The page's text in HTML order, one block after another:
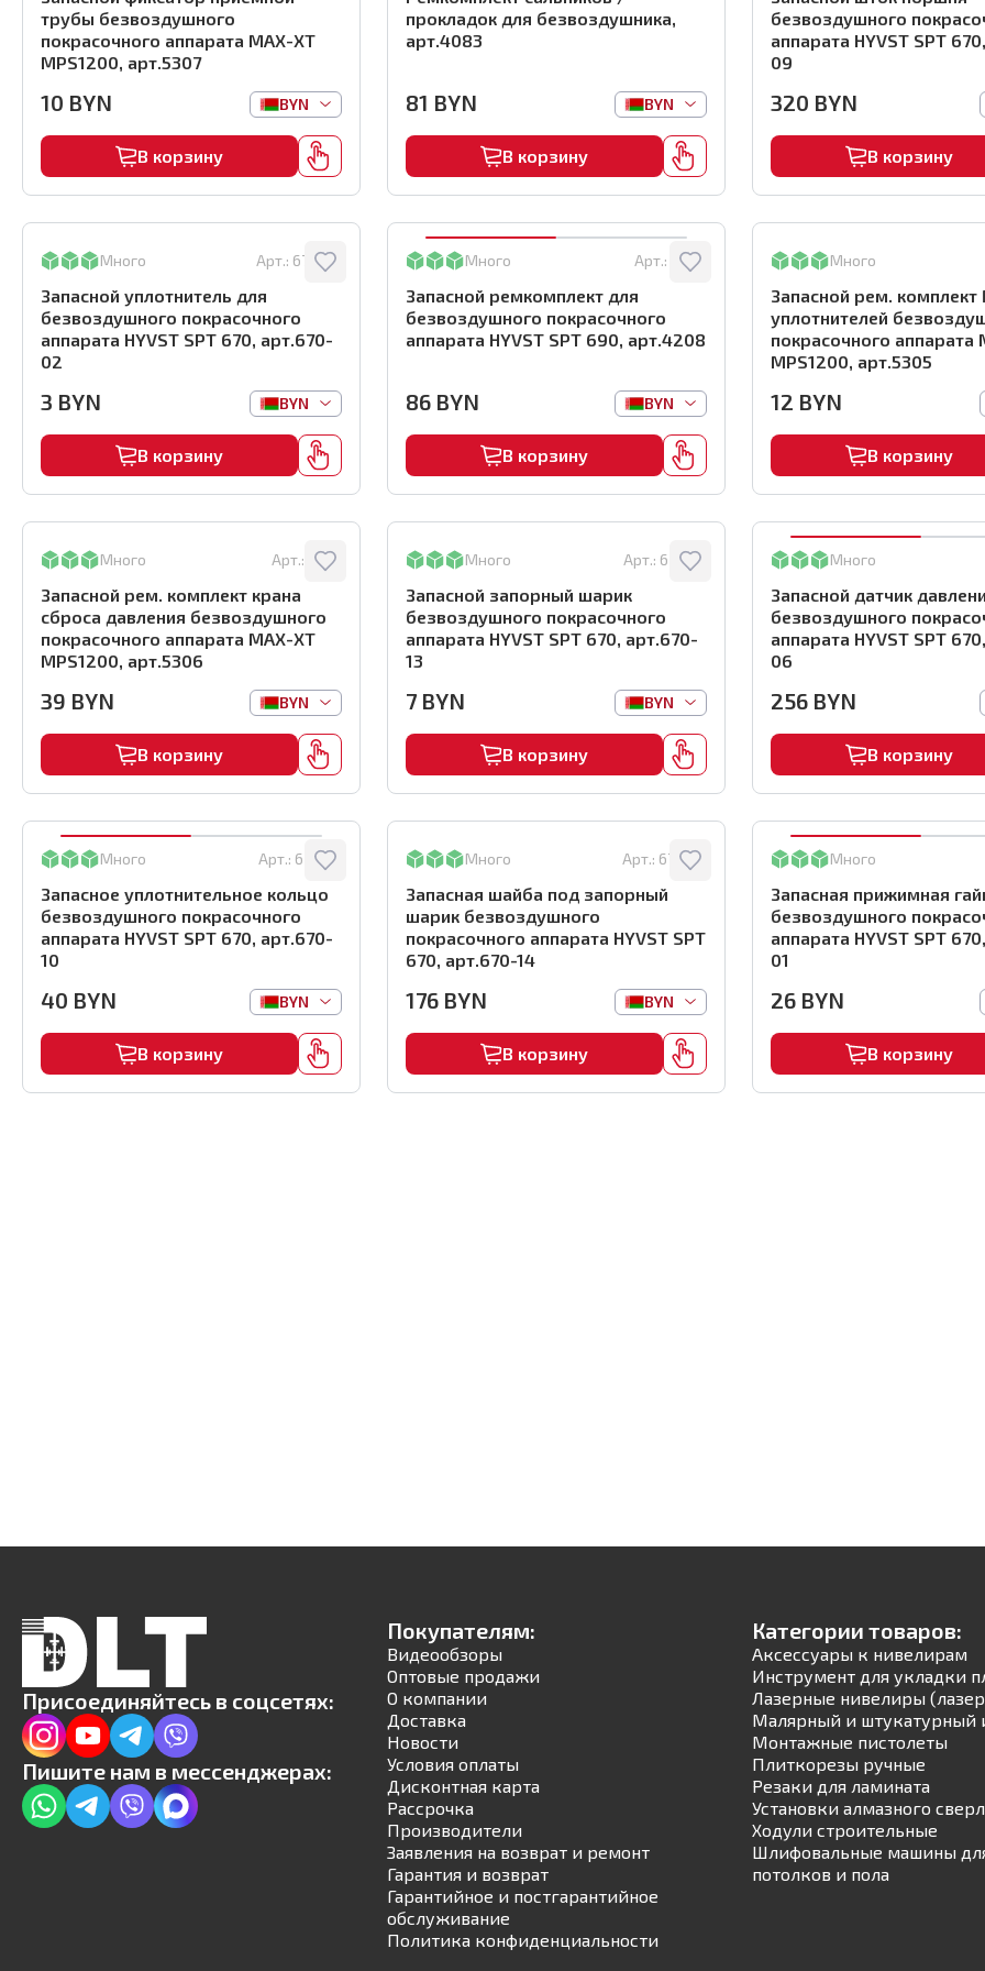
трубы безвоздушного
покрасочного аппарата MAX-XT
MPS1200, арт.5307
10 BYN BYN
В корзину
прокладок для безвоздушника,
арт.4083
81 BYN BYN
В корзину
безвоздушного
аппарата HYVST SPT
09
320 BYN
В корзину
Много Арт.: 670-02
Запасной уплотнитель для
безвоздушного покрасочного
аппарата HYVST SPT 670, арт.670-
02
3 BYN BYN
В корзину
Много Арт.: 4208
Запасной ремкомплект для
безвоздушного покрасочного
аппарата HYVST SPT 690, арт.4208
86 BYN BYN
В корзину
Много
Запасной рем.
уплотнителей безвоздушного
покрасочного аппарата
MPS1200, арт.5305
12 BYN
В корзину
Много Арт.: 5306
Запасной рем. комплект крана
сброса давления безвоздушного
покрасочного аппарата MAX-XT
MPS1200, арт.5306
39 BYN BYN
В корзину
Много Арт.: 670-13
Запасной запорный шарик
безвоздушного покрасочного
аппарата HYVST SPT 670, арт.670-
13
7 BYN BYN
В корзину
Много
Запасной датчик
безвоздушного
аппарата HYVST SPT
06
256 BYN
В корзину
Много Арт.: 670-10
Запасное уплотнительное кольцо
безвоздушного покрасочного
аппарата HYVST SPT 670, арт.670-
10
40 BYN BYN
В корзину
Много Арт.: 670-14
Запасная шайба под запорный
шарик безвоздушного
покрасочного аппарата HYVST SPT
670, арт.670-14
176 BYN BYN
В корзину
Много
Запасная прижимная
безвоздушного
аппарата HYVST SPT
01
26 BYN
В корзину
Присоединяйтесь в соцсетях:
Пишите нам в мессенджерах:
Покупателям:
Видеообзоры
Оптовые продажи
О компании
Доставка
Новости
Условия оплаты
Дисконтная карта
Рассрочка
Производители
Заявления на возврат и ремонт
Гарантия и возврат
Гарантийное и постгарантийное
обслуживание
Политика конфиденциальности
Категории товаров:
Аксессуары к нивелирам
Инструмент для укладки
Лазерные нивелиры
Малярный и штукатурный
Монтажные пистолеты
Плиткорезы ручные
Резаки для ламината
Установки алмазного
Ходули строительные
Шлифовальные машины
потолков и пола